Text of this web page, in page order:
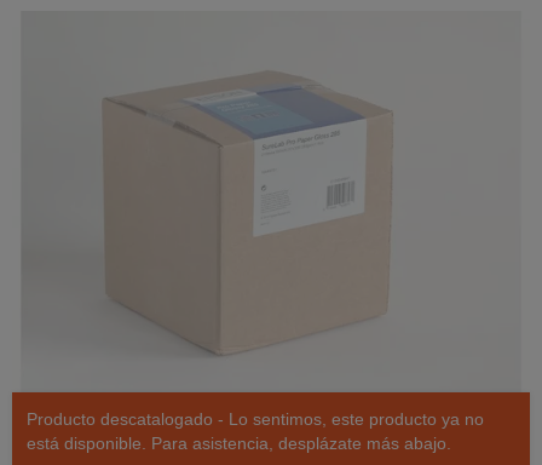
Producto descatalogado - Lo sentimos, este producto ya no
está disponible. Para asistencia, desplázate más abajo.